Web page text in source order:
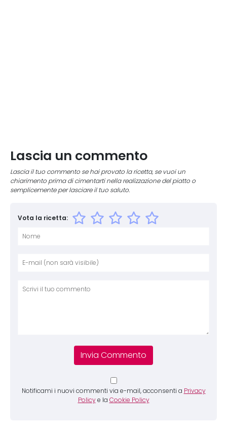
Lascia un commento
Lascia il tuo commento se hai provato la ricetta, se vuoi un
chiarimento prima di cimentarti nella realizzazione del piatto o
semplicemente per lasciare il tuo saluto.
Vota la ricetta:
Notificami i nuovi commenti via e-mail, acconsenti a Privacy
Policy e la Cookie Policy